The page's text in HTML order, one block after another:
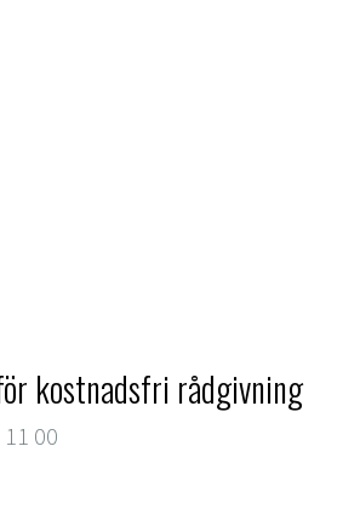
kostnadsfri rådgivning
00